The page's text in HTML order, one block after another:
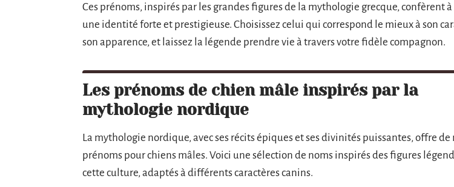
Ces prénoms, inspirés par les grandes figures de la mythologie grecque, confèrent
une identité forte et prestigieuse. Choisissez celui qui correspond le mieux à son
son apparence, et laissez la légende prendre vie à travers votre fidèle compagnon.
Les prénoms de chien mâle inspirés par la
mythologie nordique
La mythologie nordique, avec ses récits épiques et ses divinités puissantes, offre
prénoms pour chiens mâles. Voici une sélection de noms inspirés des figures
cette culture, adaptés à différents caractères canins.